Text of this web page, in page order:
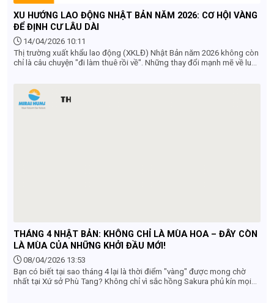
XU HƯỚNG LAO ĐỘNG NHẬT BẢN NĂM 2026: CƠ HỘI VÀNG
ĐỂ ĐỊNH CƯ LÂU DÀI
14/04/2026 10:11
Thị trường xuất khẩu lao động (XKLĐ) Nhật Bản năm 2026 không còn
chỉ là câu chuyện "đi làm thuê rồi về". Những thay đổi mạnh mẽ về luật
cho lao động Việt Nam. Dưới đây là 5 xu hướng chủ đạo mà bạn
không thể bỏ qua.
THÁNG 4 NHẬT BẢN: KHÔNG CHỈ LÀ MÙA HOA – ĐÂY CÒN
LÀ MÙA CỦA NHỮNG KHỞI ĐẦU MỚI!
08/04/2026 13:53
Bạn có biết tại sao tháng 4 lại là thời điểm "vàng" được mong chờ
nhất tại Xứ sở Phù Tang? Không chỉ vì sắc hồng Sakura phủ kín mọi